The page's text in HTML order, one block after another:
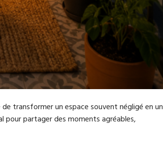
transformer un espace souvent négligé en un
pour partager des moments agréables,